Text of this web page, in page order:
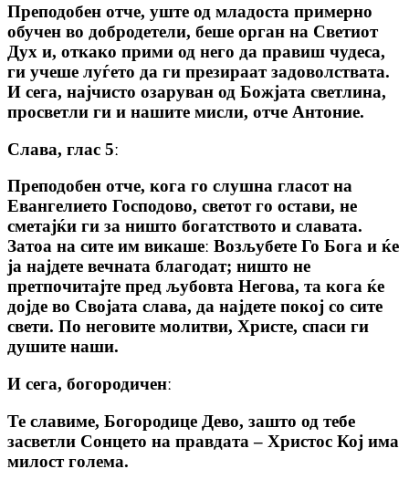
Преподобен отче, уште од младоста примерно
обучен во добродетели, беше орган на Светиот
Дух и, откако прими од него да правиш чудеса,
ги учеше луѓето да ги презираат задоволствата.
И сега, најчисто озаруван од Божјата светлина,
просветли ги и нашите мисли, отче Антоние.
Слава, глас 5ː
Преподобен отче, кога го слушна гласот на
Евангелието Господово, светот го остави, не
сметајќи ги за ништо богатството и славата.
Затоа на сите им викашеː Возљубете Го Бога и ќе
ја најдете вечната благодат; ништо не
претпочитајте пред љубовта Негова, та кога ќе
дојде во Својата слава, да најдете покој со сите
свети. По неговите молитви, Христе, спаси ги
душите наши.
И сега, богородиченː
Те славиме, Богородице Дево, зашто од тебе
засветли Сонцето на правдата – Христос Кој има
милост голема.